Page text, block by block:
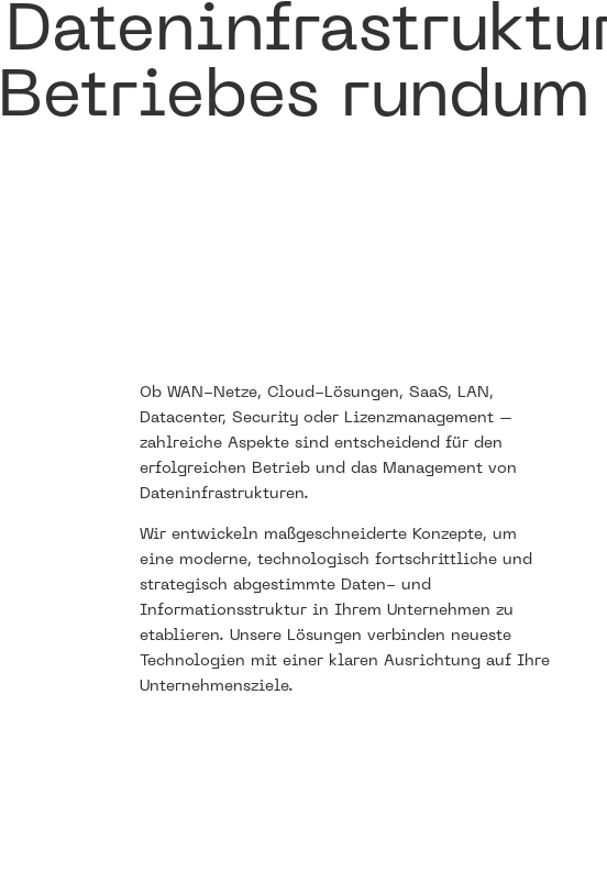
rundum
Ob WAN-Netze, Cloud-Lösungen, SaaS, LAN,
Datacenter, Security oder Lizenzmanagement –
zahlreiche Aspekte sind entscheidend für den
erfolgreichen Betrieb und das Management von
Dateninfrastrukturen.
Wir entwickeln maßgeschneiderte Konzepte, um
eine moderne, technologisch fortschrittliche und
strategisch abgestimmte Daten- und
Informationsstruktur in Ihrem Unternehmen zu
etablieren. Unsere Lösungen verbinden neueste
Technologien mit einer klaren Ausrichtung auf Ihre
Unternehmensziele.